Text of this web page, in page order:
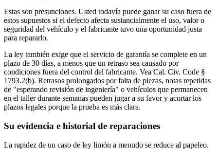
Estas son presunciones. Usted todavía puede ganar su caso fuera de
estos supuestos si el defecto afecta sustancialmente el uso, valor o
seguridad del vehículo y el fabricante tuvo una oportunidad justa
para repararlo.
La ley también exige que el servicio de garantía se complete en un
plazo de 30 días, a menos que un retraso sea causado por
condiciones fuera del control del fabricante. Vea Cal. Civ. Code §
1793.2(b). Retrasos prolongados por falta de piezas, notas repetidas
de "esperando revisión de ingeniería" o vehículos que permanecen
en el taller durante semanas pueden jugar a su favor y acortar los
plazos legales porque la prueba es más clara.
Su evidencia e historial de reparaciones
La rapidez de un caso de ley limón a menudo se reduce al papeleo.